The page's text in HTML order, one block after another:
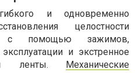
и одновременно
целостности
с помощью зажимов,
и экстренное
ленты. Механические